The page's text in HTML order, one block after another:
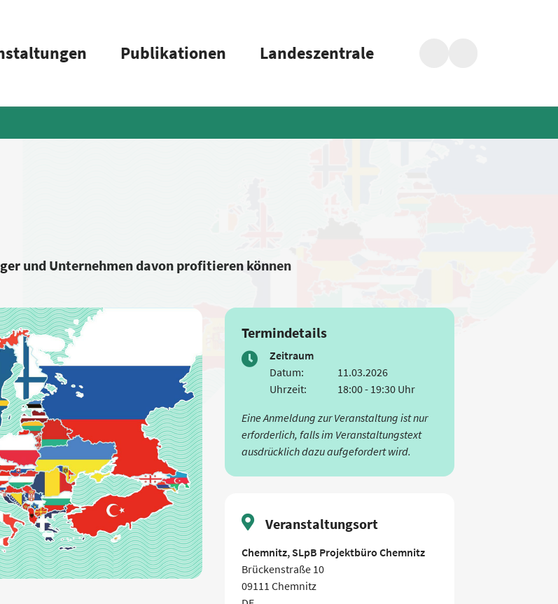
Publikationen Landeszentrale
und Unternehmen davon profitieren können
Termindetails
Zeitraum
Datum:
11.03.2026
Uhrzeit:
18:00 - 19:30 Uhr
Eine Anmeldung zur Veranstaltung ist nur
erforderlich, falls im Veranstaltungstext
ausdrücklich dazu aufgefordert wird.
Veranstaltungsort
Chemnitz, SLpB Projektbüro Chemnitz
Brückenstraße 10
09111 Chemnitz